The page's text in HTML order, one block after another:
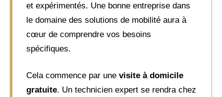
et expérimentés. Une bonne entreprise dans
le domaine des solutions de mobilité aura à
cœur de comprendre vos besoins
spécifiques.
Cela commence par une visite à domicile
gratuite. Un technicien expert se rendra chez